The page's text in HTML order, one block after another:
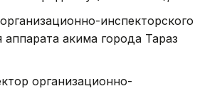
инспекторского
аппарата акима города Тараз
организационно-